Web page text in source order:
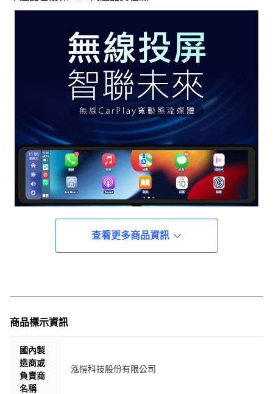
查看更多商品資訊
商品標示資訊
國內製
造商或
負責商
名稱
泓愷科技股份有限公司